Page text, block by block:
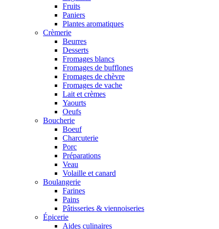
Fruits
Paniers
Plantes aromatiques
Crèmerie
Beurres
Desserts
Fromages blancs
Fromages de bufflones
Fromages de chèvre
Fromages de vache
Lait et crèmes
Yaourts
Oeufs
Boucherie
Boeuf
Charcuterie
Porc
Préparations
Veau
Volaille et canard
Boulangerie
Farines
Pains
Pâtisseries & viennoiseries
Épicerie
Aides culinaires